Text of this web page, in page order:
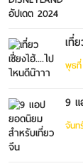
เที่
พุธ
9
จันท